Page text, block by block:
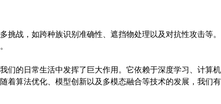
挑战，如跨种族识别准确性、遮挡物处理以及对抗性攻击等
们的日常生活中发挥了巨大作用。它依赖于深度学习、计算
着算法优化、模型创新以及多模态融合等技术的发展，我们